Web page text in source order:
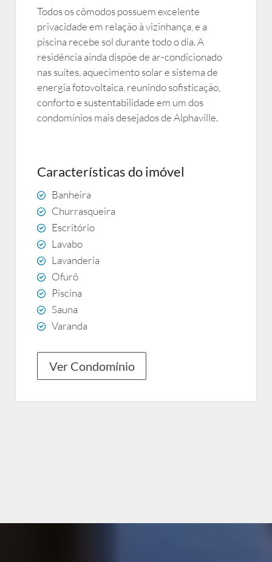
Todos os cômodos possuem excelente
privacidade em relação à vizinhança, e a
piscina recebe sol durante todo o dia. A
residência ainda dispõe de ar-condicionado
nas suítes, aquecimento solar e sistema de
energia fotovoltaica, reunindo sofisticação,
conforto e sustentabilidade em um dos
condomínios mais desejados de Alphaville.
Características do imóvel
Banheira
Churrasqueira
Escritório
Lavabo
Lavanderia
Ofurô
Piscina
Sauna
Varanda
Ver Condomínio